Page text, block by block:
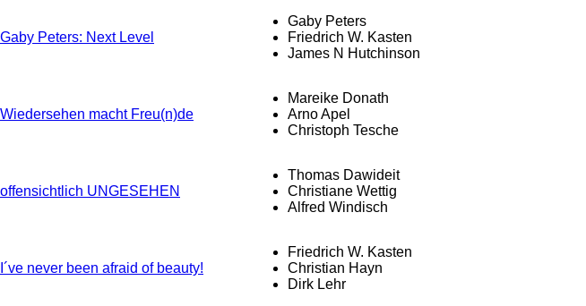
Gaby Peters: Next Level
Gaby Peters
Friedrich W. Kasten
James N Hutchinson
Wiedersehen macht Freu(n)de
Mareike Donath
Arno Apel
Christoph Tesche
offensichtlich UNGESEHEN
Thomas Dawideit
Christiane Wettig
Alfred Windisch
I´ve never been afraid of beauty!
Friedrich W. Kasten
Christian Hayn
Dirk Lehr